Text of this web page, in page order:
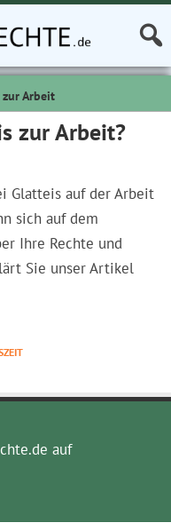
Arbeit
zur Arbeit?
Glatteis auf der Arbeit
sich auf dem
Ihre Rechte und
Sie unser Artikel
auf